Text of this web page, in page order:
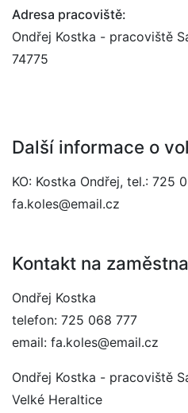
Adresa pracoviště:
Ondřej Kostka - pracoviště
74775
Další informace o
KO: Kostka Ondřej, tel.: 725
fa.koles@email.cz
Kontakt na
Ondřej Kostka
telefon: 725 068 777
email: fa.koles@email.cz
Ondřej Kostka - pracoviště
Velké Heraltice